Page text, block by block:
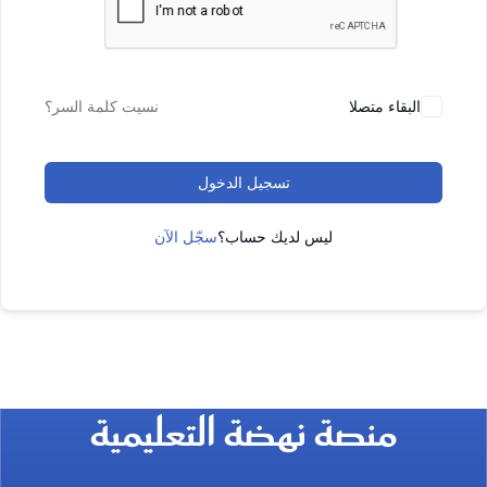
البقاء متصلا نسيت كلمة السر؟
تسجيل الدخول
ليس لديك حساب؟سجّل الآن
منصة نهضة التعليمية